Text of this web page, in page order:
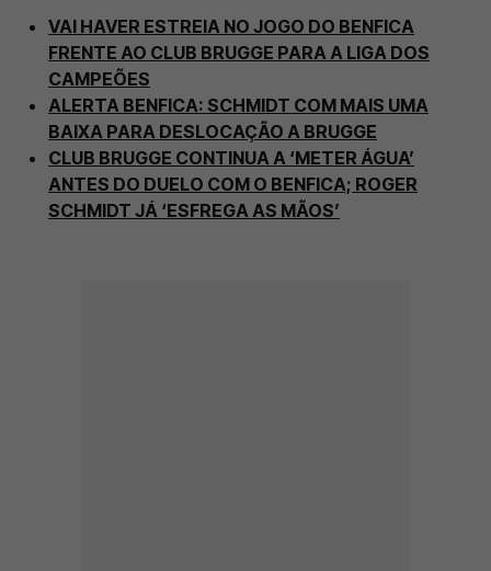
VAI HAVER ESTREIA NO JOGO DO BENFICA
FRENTE AO CLUB BRUGGE PARA A LIGA DOS
CAMPEÕES
ALERTA BENFICA: SCHMIDT COM MAIS UMA
BAIXA PARA DESLOCAÇÃO A BRUGGE
CLUB BRUGGE CONTINUA A ‘METER ÁGUA’
ANTES DO DUELO COM O BENFICA; ROGER
SCHMIDT JÁ ‘ESFREGA AS MÃOS’